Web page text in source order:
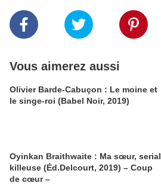
Vous aimerez aussi
Olivier Barde-Cabuçon : Le moine et
le singe-roi (Babel Noir, 2019)
Oyinkan Braithwaite : Ma sœur, serial
killeuse (Éd.Delcourt, 2019) – Coup
de cœur –